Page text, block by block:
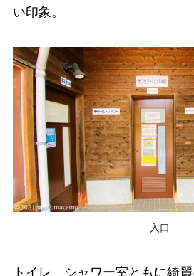
い印象。
入口
トイレ、シャワー室ともに綺